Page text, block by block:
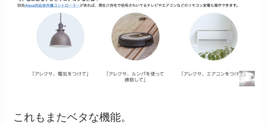
これもまたベタな機能。